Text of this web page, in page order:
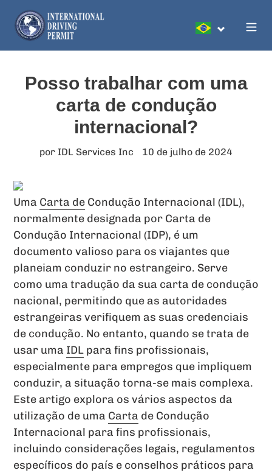
para
conteúdo
Posso trabalhar com uma
carta de condução
internacional?
por IDL Services Inc 10 de julho de 2024
Uma Carta de Condução Internacional (IDL),
normalmente designada por Carta de
Condução Internacional (IDP), é um
documento valioso para os viajantes que
planeiam conduzir no estrangeiro. Serve
como uma tradução da sua carta de condução
nacional, permitindo que as autoridades
estrangeiras verifiquem as suas credenciais
de condução. No entanto, quando se trata de
usar uma IDL para fins profissionais,
especialmente para empregos que impliquem
conduzir, a situação torna-se mais complexa.
Este artigo explora os vários aspectos da
utilização de uma Carta de Condução
Internacional para fins profissionais,
incluindo considerações legais, regulamentos
específicos do país e conselhos práticos para